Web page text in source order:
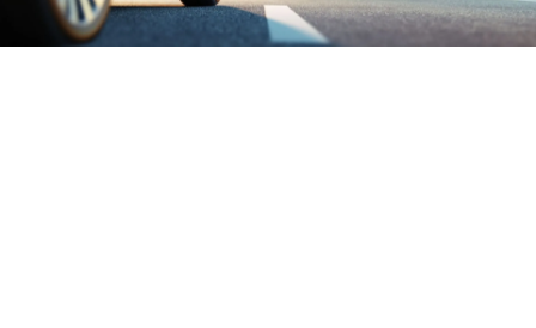
Gratis bezorgd of montage bij jou in de buurt
Seizoen:
Merken: